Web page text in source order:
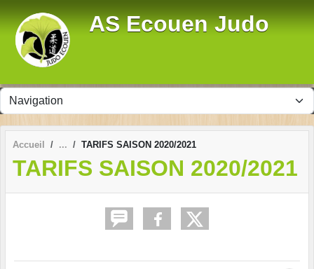
AS Ecouen Judo
Accueil TARIFS SAISON 2020/2021
TARIFS SAISON 2020/2021